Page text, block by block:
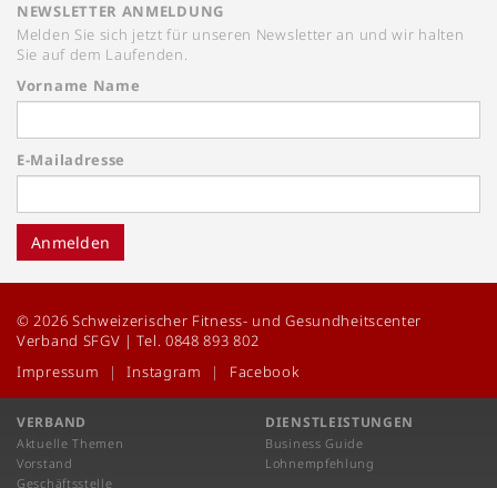
NEWSLETTER ANMELDUNG
Melden Sie sich jetzt für unseren Newsletter an und wir halten
Sie auf dem Laufenden.
Vorname Name
E-Mailadresse
Anmelden
© 2026 Schweizerischer Fitness- und Gesundheitscenter
Verband SFGV | Tel. 0848 893 802
Impressum
Instagram Facebook
VERBAND
Aktuelle Themen
Vorstand
Geschäftsstelle
DIENSTLEISTUNGEN
Business Guide
Lohnempfehlung